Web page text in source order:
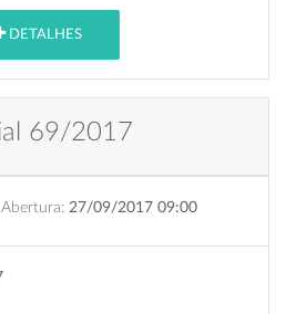
DETALHES
69/2017
Abertura: 27/09/2017 09:00